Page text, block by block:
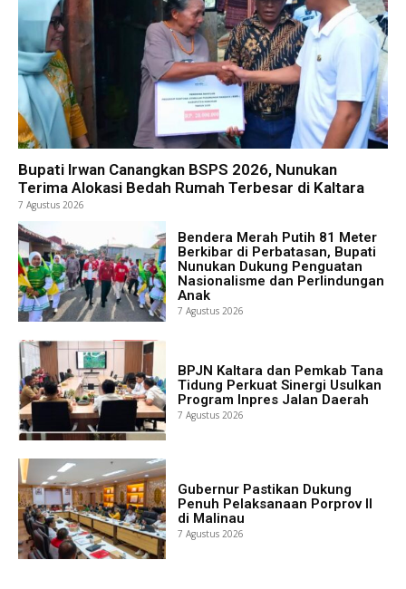
Bupati Irwan Canangkan BSPS 2026, Nunukan
Terima Alokasi Bedah Rumah Terbesar di Kaltara
7 Agustus 2026
Bendera Merah Putih 81 Meter
Berkibar di Perbatasan, Bupati
Nunukan Dukung Penguatan
Nasionalisme dan Perlindungan
Anak
7 Agustus 2026
BPJN Kaltara dan Pemkab Tana
Tidung Perkuat Sinergi Usulkan
Program Inpres Jalan Daerah
7 Agustus 2026
Gubernur Pastikan Dukung
Penuh Pelaksanaan Porprov II
di Malinau
7 Agustus 2026